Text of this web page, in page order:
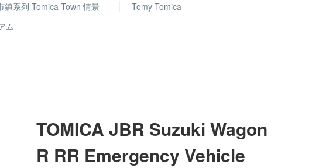
鎮系列 Tomica Town 情景
Tomy Tomica
ム
TOMICA JBR Suzuki Wagon
R RR Emergency Vehicle